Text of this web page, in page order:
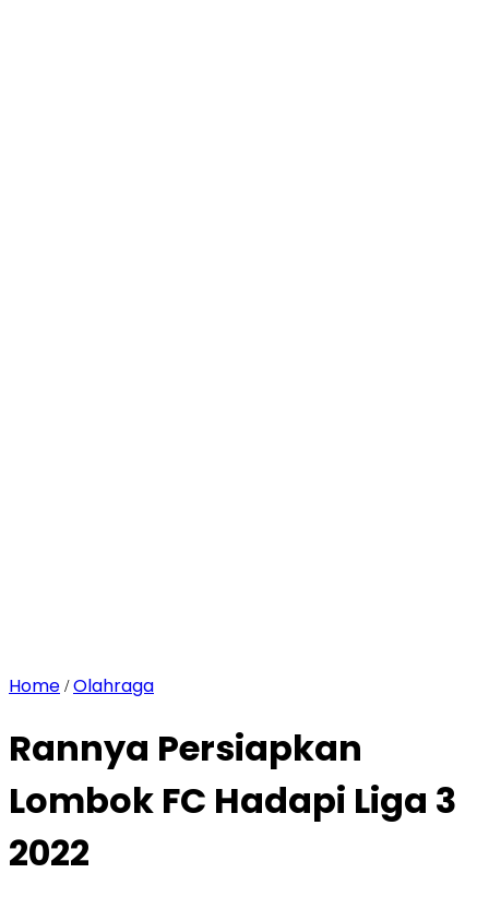
Home /Olahraga
Rannya Persiapkan
Lombok FC Hadapi Liga 3
2022